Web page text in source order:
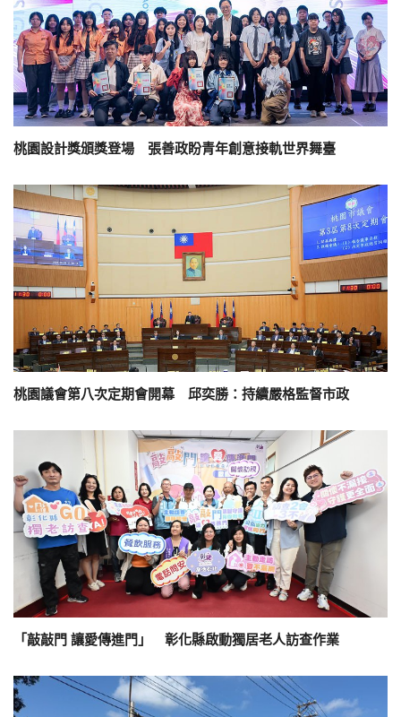
桃園設計獎頒獎登場 張善政盼青年創意接軌世界舞臺
桃園議會第八次定期會開幕 邱奕勝：持續嚴格監督市政
「敲敲門 讓愛傳進門」 彰化縣啟動獨居老人訪查作業